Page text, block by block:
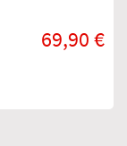
69,90 €